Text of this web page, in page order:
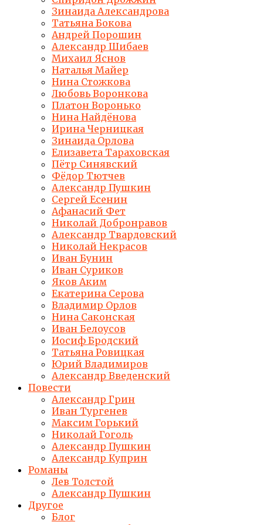
Зинаида Александрова
Татьяна Бокова
Андрей Порошин
Александр Шибаев
Михаил Яснов
Наталья Майер
Нина Стожкова
Любовь Воронкова
Платон Воронько
Нина Найдёнова
Ирина Черницкая
Зинаида Орлова
Елизавета Тараховская
Пётр Синявский
Фёдор Тютчев
Александр Пушкин
Сергей Есенин
Афанасий Фет
Николай Добронравов
Александр Твардовский
Николай Некрасов
Иван Бунин
Иван Суриков
Яков Аким
Екатерина Серова
Владимир Орлов
Нина Саконская
Иван Белоусов
Иосиф Бродский
Татьяна Ровицкая
Юрий Владимиров
Александр Введенский
Повести
Александр Грин
Иван Тургенев
Максим Горький
Николай Гоголь
Александр Пушкин
Александр Куприн
Романы
Лев Толстой
Александр Пушкин
Другое
Блог